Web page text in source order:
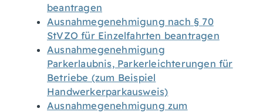
beantragen
Ausnahmegenehmigung nach § 70
StVZO für Einzelfahrten beantragen
Ausnahmegenehmigung
Parkerlaubnis, Parkerleichterungen für
Betriebe (zum Beispiel
Handwerkerparkausweis)
Ausnahmegenehmigung zum